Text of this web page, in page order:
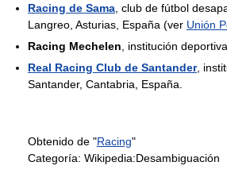
Racing de Sama , club de fútbol
Langreo, Asturias, España (ver Unión
Racing Mechelen , institución
Real Racing Club de Santander,
Santander, Cantabria, España.
Obtenido de "Racing"
Categoría: Wikipedia:Desambiguación